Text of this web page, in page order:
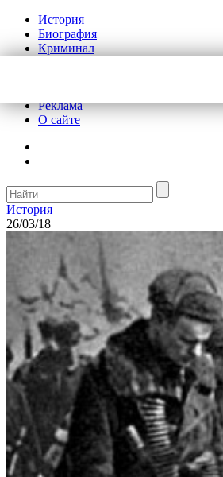
История
Биография
Криминал
Реклама
О сайте
История
26/03/18